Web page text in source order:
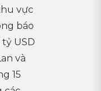
vực
báo
USD
và
15